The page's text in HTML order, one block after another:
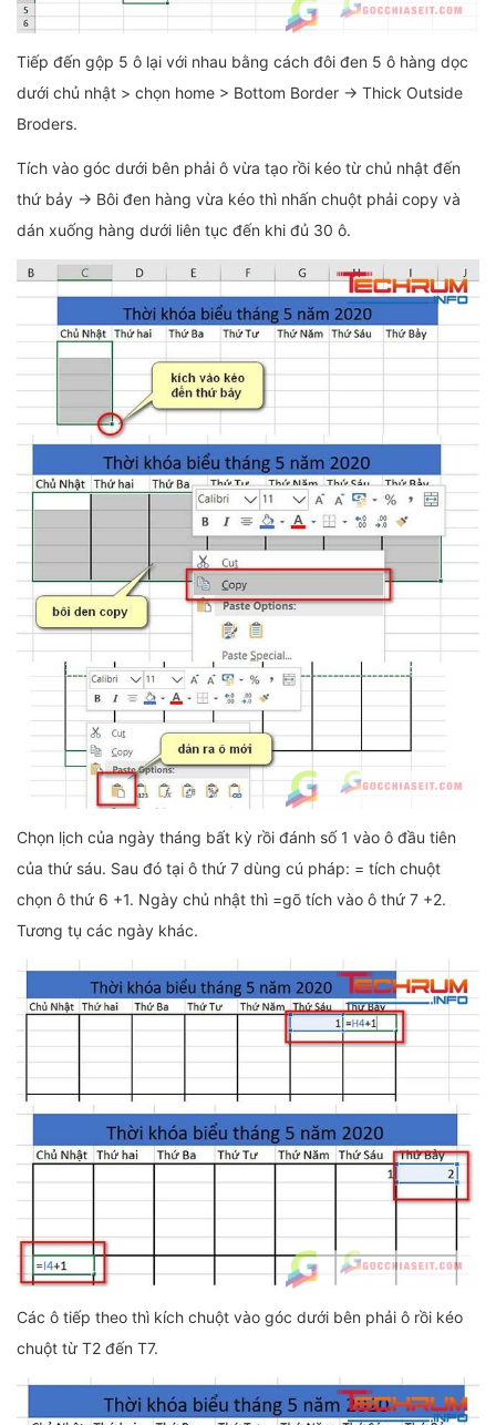
Tiếp đến gộp 5 ô lại với nhau bằng cách đôi đen 5 ô hàng dọc
dưới chủ nhật > chọn home > Bottom Border → Thick Outside
Broders.
Tích vào góc dưới bên phải ô vừa tạo rồi kéo từ chủ nhật đến
thứ bảy → Bôi đen hàng vừa kéo thì nhấn chuột phải copy và
dán xuống hàng dưới liên tục đến khi đủ 30 ô.
Chọn lịch của ngày tháng bất kỳ rồi đánh số 1 vào ô đầu tiên
của thứ sáu. Sau đó tại ô thứ 7 dùng cú pháp: = tích chuột
chọn ô thứ 6 +1. Ngày chủ nhật thì =gõ tích vào ô thứ 7 +2.
Tương tụ các ngày khác.
Các ô tiếp theo thì kích chuột vào góc dưới bên phải ô rồi kéo
chuột từ T2 đến T7.